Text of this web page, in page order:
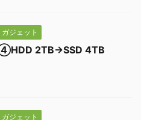
ガジェット
2TB→SSD 4TB
ガジェット